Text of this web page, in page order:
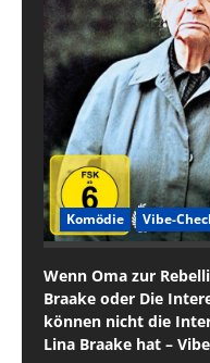
Komödie Vibe-
Wenn Oma zur
Braake oder Die
können nicht die
Lina Braake hat –